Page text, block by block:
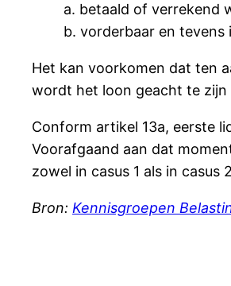
a. betaald of verrekend
b. vorderbaar en tevens
Het kan voorkomen dat ten
wordt het loon geacht te
Conform artikel 13a, eerste
Voorafgaand aan dat
zowel in casus 1 als in
Bron: Kennisgroepen